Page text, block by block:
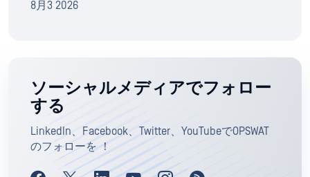
8月3 2026
ソーシャルメディアでフォロー
する
LinkedIn、Facebook、Twitter、YouTubeでOPSWAT
のフォローを ！